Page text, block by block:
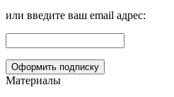
или введите ваш email адрес:
Материалы